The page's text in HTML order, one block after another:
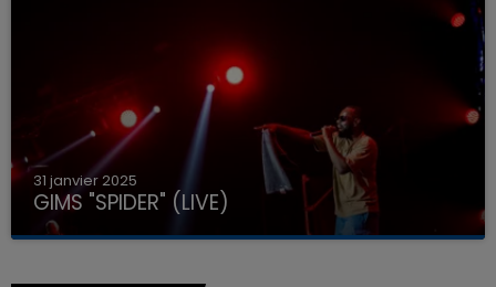
31 janvier 2025
GIMS "SPIDER" (LIVE)